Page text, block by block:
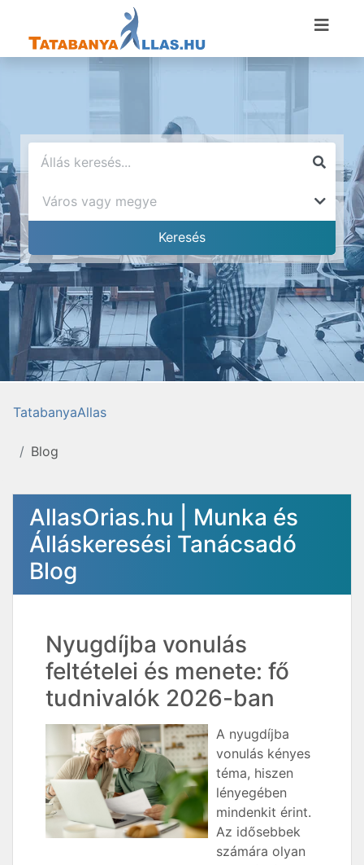
TatabanyaAllas
Blog
AllasOrias.hu | Munka és
Álláskeresési Tanácsadó
Blog
Nyugdíjba vonulás
feltételei és menete: fő
tudnivalók 2026-ban
A nyugdíjba
vonulás kényes
téma, hiszen
lényegében
mindenkit érint.
Az idősebbek
számára olyan